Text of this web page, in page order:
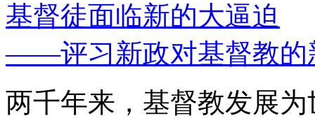
基督徒面临新的大逼迫
——评习新政对基督教的
两千年来，基督教发展